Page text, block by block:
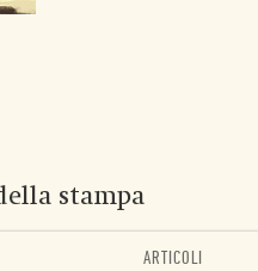
stampa
ARTICOLI